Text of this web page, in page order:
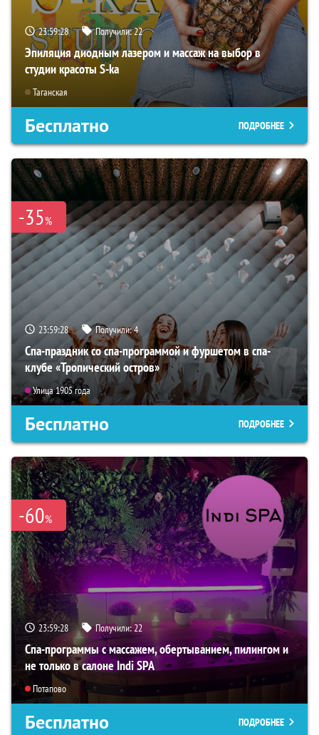
23:59:26 Получили:22
Эпиляция диодным лазером и массаж на выбор в
студии красоты S-ka
Таганская
Бесплатно ПОДРОБНЕЕ
-35%
23:59:26 Получили:4
Спа-праздник со спа-программой и фуршетом в спа-
клубе «Тропический остров»
Улица 1905 года
Бесплатно ПОДРОБНЕЕ
-60%
23:59:26 Получили:22
Спа-программы с массажем, обертыванием, пилингом и
не только в салоне Indi SPA
Потапово
Бесплатно ПОДРОБНЕЕ